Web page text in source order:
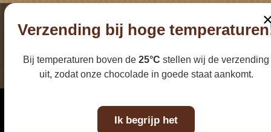
Telefoonnummer
Verzending bij hoge
Bij temperaturen boven de 25°C stellen wij de verzending
uit, zodat onze chocolade in goede staat aankomt.
Ik begrijp het